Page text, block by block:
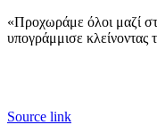
«Προχωράμε όλοι μαζί
υπογράμμισε κλείνοντας
Source link